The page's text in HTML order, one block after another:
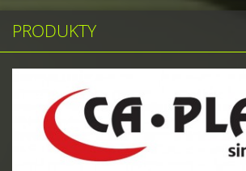
PRODUKTY